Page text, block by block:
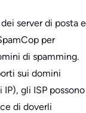
server di posta e
per
di spamming.
sui domini
gli ISP possono
di doverli